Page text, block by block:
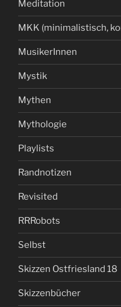
Meditation
MKK (minimalistisch,
MusikerInnen
Mystik
Mythen
Mythologie
Playlists
Randnotizen
Revisited
RRRobots
Selbst
Skizzen Ostfriesland 18
Skizzenbücher